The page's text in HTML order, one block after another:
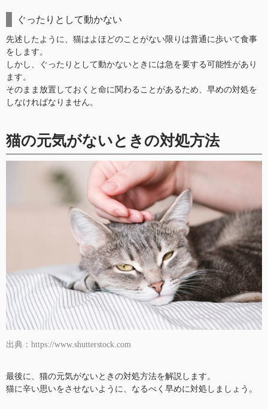
ぐったりとして動かない
先述したように、猫はよほどのことがない限りは普通に歩いて食事
をします。
しかし、ぐったりとして動かないときには急を要する可能性があり
ます。
そのまま放置しておくと命に関わることがあるため、早めの対処を
しなければなりません。
猫の元気がないときの対処方法
出典：https://www.shutterstock.com
最後に、猫の元気がないときの対処方法を解説します。
猫に辛い思いをさせないように、なるべく早めに対処しましょう。